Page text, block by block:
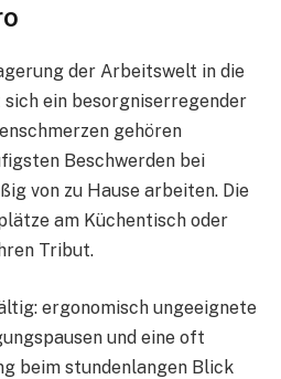
der Arbeitswelt in die
sich ein besorgniserregender
gehören
Beschwerden bei
von zu Hause arbeiten. Die
am Küchentisch oder
Tribut.
ergonomisch ungeeignete
und eine oft
beim stundenlangen Blick